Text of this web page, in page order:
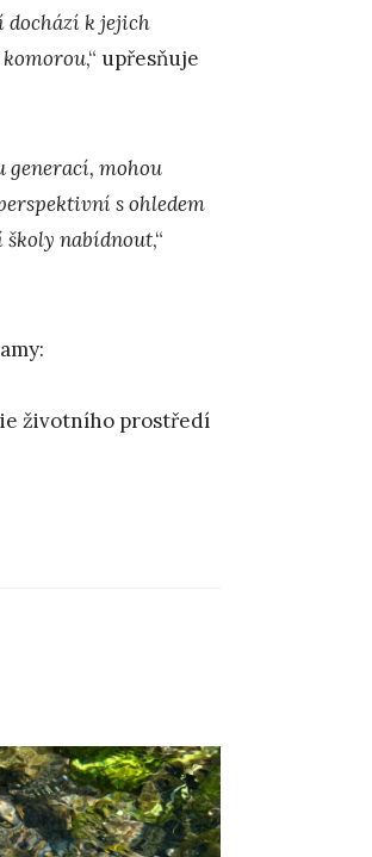
dochází k jejich
,“ upřesňuje
generací, mohou
s ohledem
školy nabídnout,“
životního prostředí